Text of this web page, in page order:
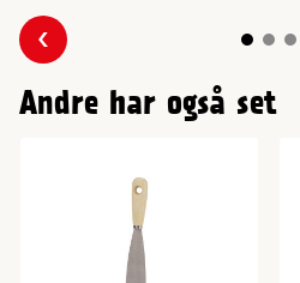
Forrige
Andre har også set